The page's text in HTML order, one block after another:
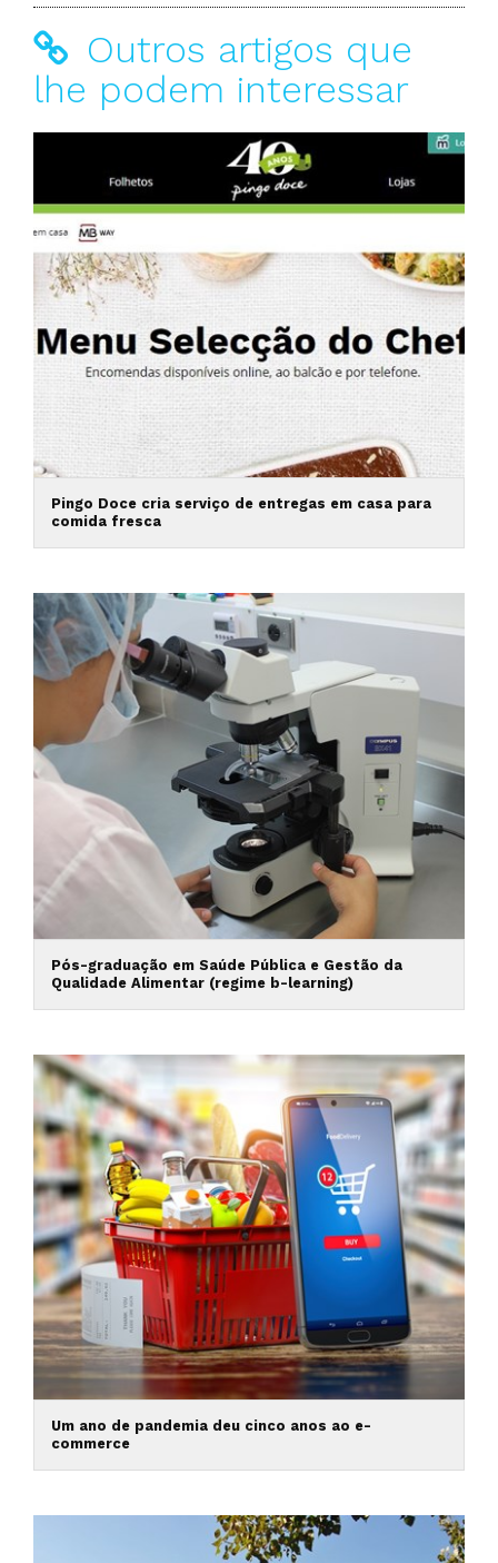
Outros artigos que
lhe podem interessar
Pingo Doce cria serviço de entregas em casa para
comida fresca
Pós-graduação em Saúde Pública e Gestão da
Qualidade Alimentar (regime b-learning)
Um ano de pandemia deu cinco anos ao e-
commerce